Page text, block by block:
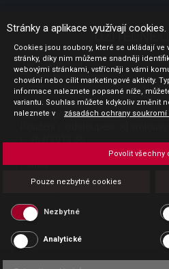
UŽITEČNÉ
Jak nakupovat
Obchodní podmínky
GDPR - ochrana osobních údajů
Profil zadavatele
Sdělení před uzavřením kupní
Platba
Povinná publicita
Stránky a aplikace využívají cookies.
Cookies jsou soubory, které se ukládají
stránky, díky nim můžeme snadněji
webovými stránkami, vstřícněji s vámi
chování nebo cílit marketingové aktivity.
informace naleznete popsané níže,
variantu. Souhlas můžete kdykoliv změnit
naleznete v
zásadách ochrany
Pouze nezbytné cookies
Povolit všechny
Nezbytné
Analytické